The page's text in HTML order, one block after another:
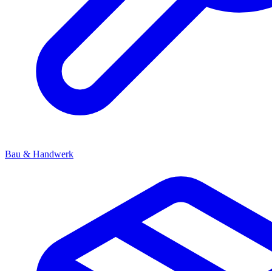
Bau & Handwerk